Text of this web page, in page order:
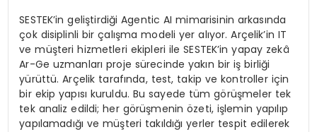
SESTEK’in geliştirdiği Agentic AI mimarisinin arkasında
çok disiplinli bir çalışma modeli yer alıyor. Arçelik’in IT
ve müşteri hizmetleri ekipleri ile SESTEK’in yapay zekâ
Ar-Ge uzmanları proje sürecinde yakın bir iş birliği
yürüttü. Arçelik tarafında, test, takip ve kontroller için
bir ekip yapısı kuruldu. Bu sayede tüm görüşmeler tek
tek analiz edildi; her görüşmenin özeti, işlemin yapılıp
yapılamadığı ve müşteri takıldığı yerler tespit edilerek